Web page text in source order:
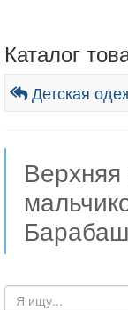
Каталог
Детская